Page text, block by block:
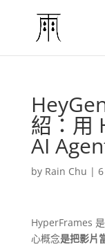
紹：用
AI
by Rain Chu |
HyperFrames 是
心概念是把影片